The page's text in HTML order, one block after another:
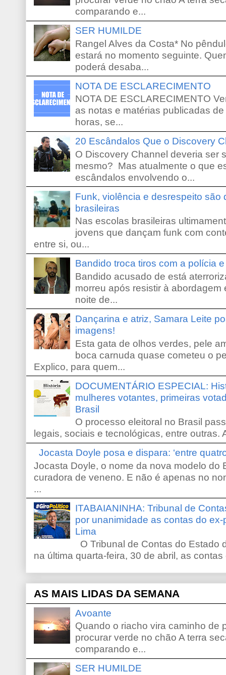
comparando e...
SER HUMILDE
Rangel Alves da Costa* No
estará no momento seguinte.
poderá desaba...
NOTA DE ESCLARECIMENTO
NOTA DE ESCLARECIMENTO
as notas e matérias publicadas
horas, se...
20 Escândalos Que o Discovery
O Discovery Channel deveria ser
mesmo? Mas atualmente o que
escândalos envolvendo o...
Funk, violência e desrespeito são
brasileiras
Nas escolas brasileiras
jovens que dançam funk com
entre si, ou...
Bandido troca tiros com a polícia
Bandido acusado de está
morreu após resistir à
noite de...
Dançarina e atriz, Samara Leite
imagens!
Esta gata de olhos verdes, pele
boca carnuda quase cometeu o
Explico, para quem...
DOCUMENTÁRIO ESPECIAL:
mulheres votantes, primeiras
Brasil
O processo eleitoral no Brasil
legais, sociais e tecnológicas, entre outras.
Jocasta Doyle posa e dispara: ‘entre
Jocasta Doyle, o nome da nova modelo do
curadora de veneno. E não é apenas no
...
ITABAIANINHA: Tribunal de
por unanimidade as contas do
Lima
O Tribunal de Contas do Estado
na última quarta-feira, 30 de abril, as
AS MAIS LIDAS DA SEMANA
Avoante
Quando o riacho vira caminho de
procurar verde no chão A terra
comparando e...
SER HUMILDE